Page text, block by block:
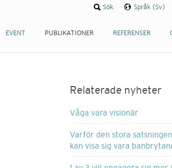
EVENT PUBLIKATIONER REFERENSER
Sök Språk (Sv)
Relaterade nyheter
Våga vara visionär
Varför den stora
kan visa sig vara